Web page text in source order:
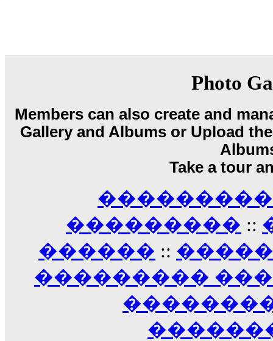
Echo, ���� �� ������� ��
������ �� �����.. "������" ���
15:33
��������� ����, ���������
����� ��������� ��
������! ��� ������ �� �����...
������� ���� ���� ������;
Photo
Members can also create and
Gallery and Albums or Upload
Take a tour
���������
��������� ::
������ ::
���������